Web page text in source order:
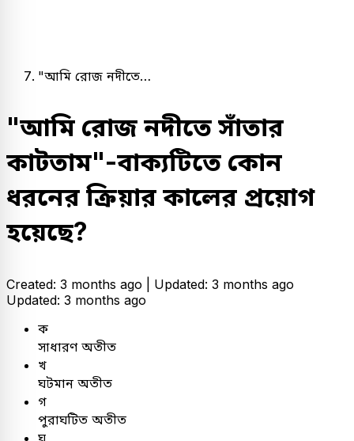
"আমি রোজ নদীতে…
"আমি রোজ নদীতে সাঁতার
কাটতাম"-বাক্যটিতে কোন
ধরনের ক্রিয়ার কালের প্রয়োগ
হয়েছে?
Created: 3 months ago | Updated: 3 months ago
Updated: 3 months ago
ক
সাধারণ অতীত
খ
ঘটমান অতীত
গ
পুরাঘটিত অতীত
ঘ